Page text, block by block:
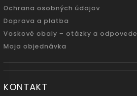
Ochrana osobných údajov
Doprava a platba
Voskové obaly – otázky a odpovede
Moja objednávka
KONTAKT